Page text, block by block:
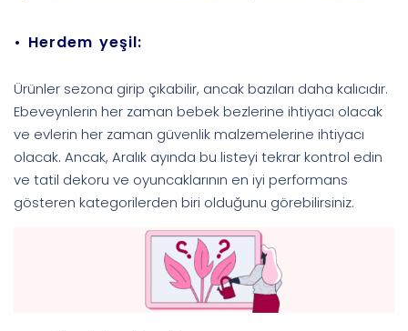
• Herdem yeşil:
Ürünler sezona girip çıkabilir, ancak bazıları daha kalıcıdır.
Ebeveynlerin her zaman bebek bezlerine ihtiyacı olacak
ve evlerin her zaman güvenlik malzemelerine ihtiyacı
olacak. Ancak, Aralık ayında bu listeyi tekrar kontrol edin
ve tatil dekoru ve oyuncaklarının en iyi performans
gösteren kategorilerden biri olduğunu görebilirsiniz.